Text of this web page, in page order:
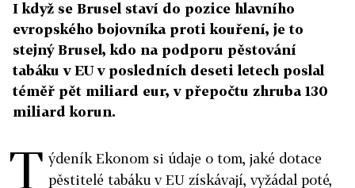
I když se Brusel staví do pozice hlavního
evropského bojovníka proti kouření, je to
stejný Brusel, kdo na podporu pěstování
tabáku v EU v posledních deseti letech poslal
téměř pět miliard eur, v přepočtu zhruba 130
miliard korun.
T ýdeník Ekonom si údaje o tom, jaké dotace
pěstitelé tabáku v EU získávají, vyžádal poté,